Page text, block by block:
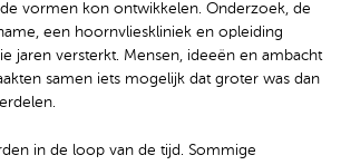
vormen kon ontwikkelen. Onderzoek, de
een hoornvlieskliniek en opleiding
jaren versterkt. Mensen, ideeën en ambacht
samen iets mogelijk dat groter was dan
in de loop van de tijd. Sommige